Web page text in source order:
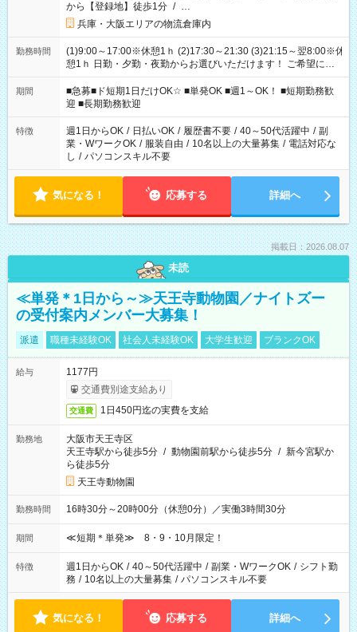
から【登録地】徒歩1分 / …
兵庫・大阪エリアの物流倉庫内
勤務時間
(1)9:00～17:00※休憩1ｈ (2)17:30～21:30 (3)21:15～翌8:00※休
憩1ｈ 日勤・夕勤・夜勤からお選びいただけます！ ご希望に合
わせて働けるお仕事です(*^^*) 【その他選べる勤務時間】 8-17
時/9-17時/9-18時/10-18時/11-21時/18-22時/20-翌4時/21-翌5
時/22-翌6時/0-翌8時 ご自身のご都合で選んで頂ける完全自由シ
フト！
期間
■急募■ド短期1日だけOK☆ ■単発OK ■週1～OK！ ■短期勤務歓
迎 ■長期勤務歓迎
特徴 週1日からOK / 日払いOK / 履歴書不要 / 40～50代活躍中 / 副
業・WワークOK / 服装自由 / 10名以上の大量募集 / 電話対応な
し / パソコンスキル不要
気になる！ 応募する 詳細へ
掲載日：2026.08.07
未読
≪単発＊1日から～≫天王寺動物園／ナイトズー
の受付案内メンバー大募集！
派遣 職種未経験OK 社会人未経験OK 大学生歓迎 ブランクOK
給与
1177円
交通費別途支給あり
交通費 1日450円迄の実費を支給
勤務地
大阪市天王寺区
天王寺駅から徒歩5分 / 動物園前駅から徒歩5分 / 新今宮駅か
ら徒歩5分
天王寺動物園
勤務時間 16時30分～20時00分（休憩0分）／実働3時間30分
期間 ≪短期＊単発≫ 8・9・10月限定！
特徴 週1日からOK / 40～50代活躍中 / 副業・WワークOK / シフト勤
務 / 10名以上の大量募集 / パソコンスキル不要
気になる！ 応募する 詳細へ